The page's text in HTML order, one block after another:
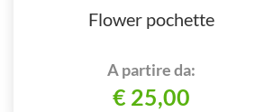
Flower pochette
A partire da:
€ 25,00